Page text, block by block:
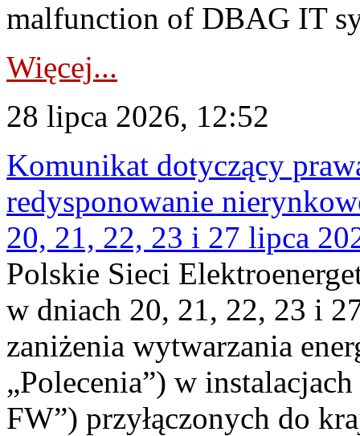
malfunction of DBAG IT
Więcej...
28 lipca 2026, 12:52
Komunikat dotyczący
redysponowanie
20, 21, 22, 23 i 27 lipca
Polskie Sieci
w dniach 20, 21, 22, 23 i
zaniżenia wytwarzania
„Polecenia”) w
FW”) przyłączonych do